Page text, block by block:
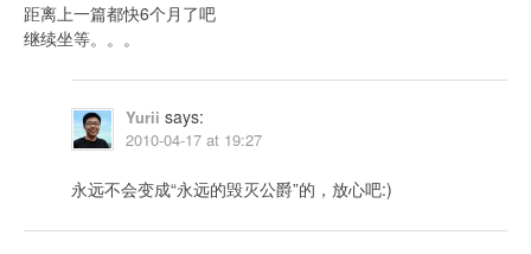
距离上一篇都快6个月了吧
继续坐等。。。
Yurii says:
2010-04-17 at 19:27
永远不会变成“永远的毁灭公爵”的，放心吧:)